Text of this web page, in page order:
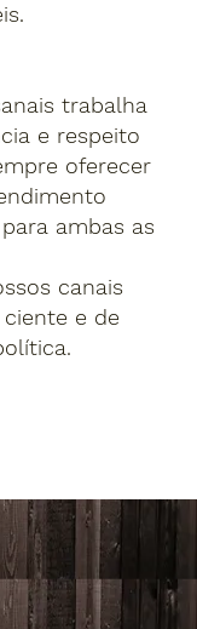
trabalha
e respeito
oferecer
ambas as
canais
e de